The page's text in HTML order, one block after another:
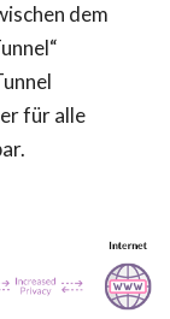
dem
für alle